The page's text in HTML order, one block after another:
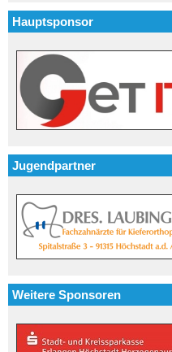
Hauptsponsor
Jugendpartner
Weitere Sponsoren